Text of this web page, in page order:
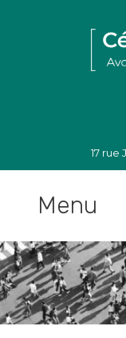
17 rue
Menu